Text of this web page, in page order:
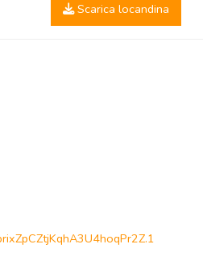
Scarica locandina